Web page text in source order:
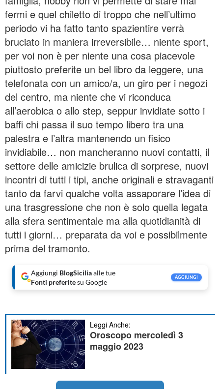
fermi e quel chiletto di troppo che nell’ultimo
periodo vi ha fatto tanto spazientire verrà
bruciato in maniera irreversibile… niente sport,
per voi non è per niente una cosa piacevole
piuttosto preferite un bel libro da leggere, una
telefonata con un amico/a, un giro per i negozi
del centro, ma niente che vi riconduca
all’aerobica o allo step, seppur invidiate sotto i
baffi chi passa il suo tempo libero tra una
palestra e l’altra mantenendo un fisico
invidiabile… non mancheranno nuovi contatti, il
settore delle amicizie brulica di sorprese, nuovi
incontri di tutti i tipi, anche originali e stravaganti
tanto da farvi qualche volta assaporare l’idea di
una trasgressione che non è solo quella legata
alla sfera sentimentale ma alla quotidianità di
tutti i giorni… preparata da voi e possibilmente
prima del tramonto.
Aggiungi BlogSiciliaalle tue
Fonti preferitesu Google
AGGIUNGI
Leggi Anche:
Oroscopo mercoledì 3
maggio 2023